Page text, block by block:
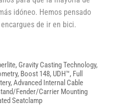
idóneo. Hemos pensado
de ir en bici.
Gravity Casting Technology,
Boost 148, UDH™, Full
Advanced Internal Cable
Fender/Carrier Mounting
Seatclamp